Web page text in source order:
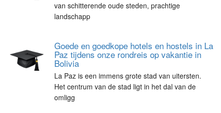
van schitterende oude steden, prachtige
landschapp
Goede en goedkope hotels en hostels in La
Paz tijdens onze rondreis op vakantie in
Bolivia
La Paz is een immens grote stad van uitersten.
Het centrum van de stad ligt in het dal van de
omligg